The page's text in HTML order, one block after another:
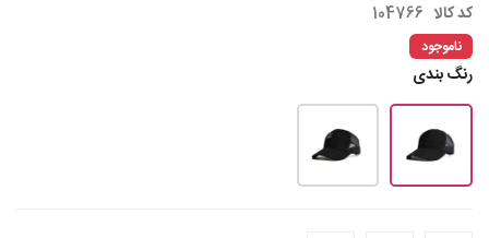
کد کالا 104766
ناموجود
رنگ بندی